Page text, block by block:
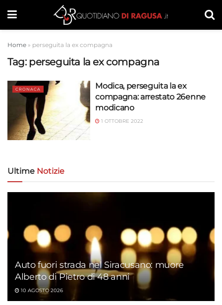
Home » perseguita la ex compagna
Tag: perseguita la ex compagna
CRONACA
Modica, perseguita la ex
compagna: arrestato 26enne
modicano
1 OTTOBRE 2022
Ultime Notizie
Auto fuori strada nel Siracusano: muore
Alberto di Pietro di 48 anni
10 AGOSTO 2026